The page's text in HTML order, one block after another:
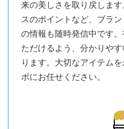
来の美しさを取り戻しま
スのポイントなど、ブラ
の情報も随時発信中です
ただけるよう、分かりや
ります。大切なアイテム
ボにお任せください。